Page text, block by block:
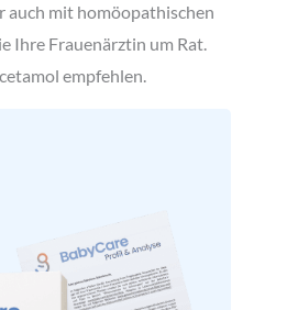
auch mit homöopathischen
Ihre Frauenärztin um Rat.
empfehlen.